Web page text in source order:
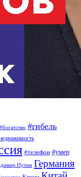
#богатство #гибель
#телефон #умер
Путин Германия